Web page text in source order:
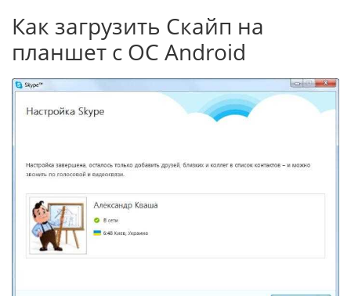
Как загрузить Скайп на
планшет с ОС Android